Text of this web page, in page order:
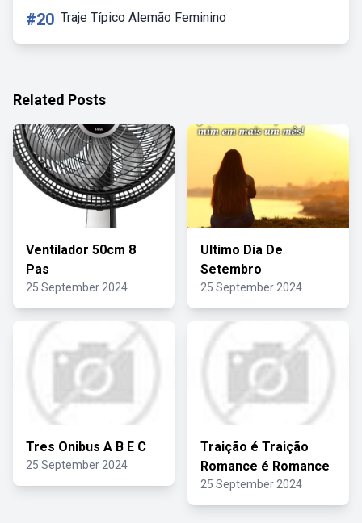
#20 Traje Típico Alemão Feminino
Related Posts
Ventilador 50cm 8
Pas
25 September 2024
Ultimo Dia De
Setembro
25 September 2024
Tres Onibus A B E C
25 September 2024
Traição é Traição
Romance é Romance
25 September 2024